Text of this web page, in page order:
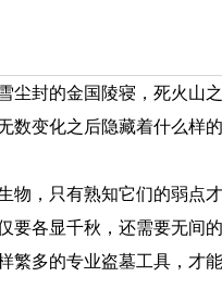
尘封的金国陵寝，死火山
数变化之后隐藏着什么样
物，只有熟知它们的弱点
要各显千秋，还需要无间
繁多的专业盗墓工具，才能